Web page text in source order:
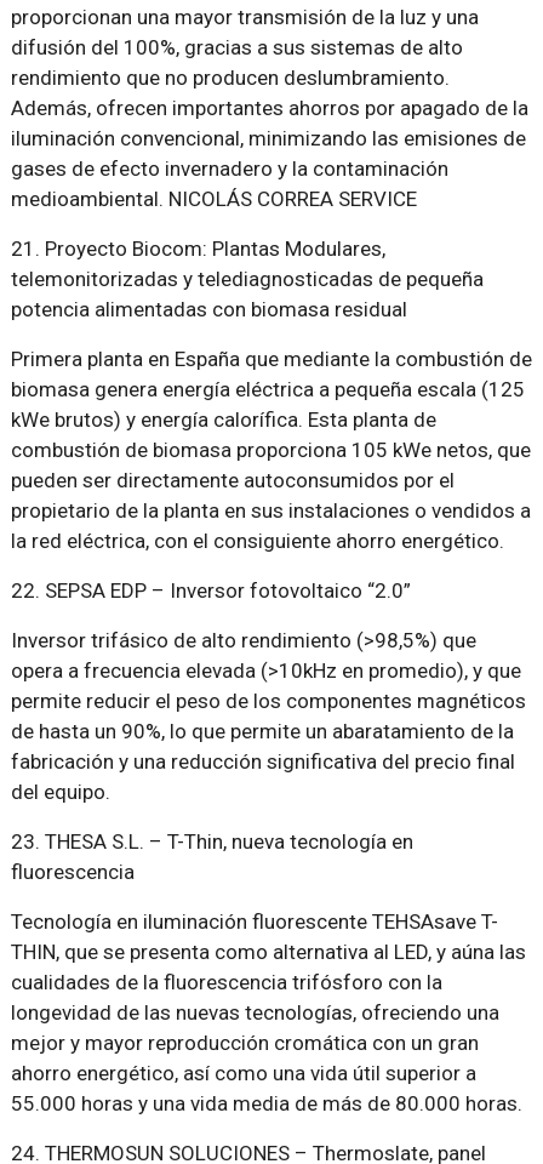
proporcionan una mayor transmisión de la luz y una
difusión del 100%, gracias a sus sistemas de alto
rendimiento que no producen deslumbramiento.
Además, ofrecen importantes ahorros por apagado de la
iluminación convencional, minimizando las emisiones de
gases de efecto invernadero y la contaminación
medioambiental. NICOLÁS CORREA SERVICE
21. Proyecto Biocom: Plantas Modulares,
telemonitorizadas y telediagnosticadas de pequeña
potencia alimentadas con biomasa residual
Primera planta en España que mediante la combustión de
biomasa genera energía eléctrica a pequeña escala (125
kWe brutos) y energía calorífica. Esta planta de
combustión de biomasa proporciona 105 kWe netos, que
pueden ser directamente autoconsumidos por el
propietario de la planta en sus instalaciones o vendidos a
la red eléctrica, con el consiguiente ahorro energético.
22. SEPSA EDP – Inversor fotovoltaico “2.0”
Inversor trifásico de alto rendimiento (>98,5%) que
opera a frecuencia elevada (>10kHz en promedio), y que
permite reducir el peso de los componentes magnéticos
de hasta un 90%, lo que permite un abaratamiento de la
fabricación y una reducción significativa del precio final
del equipo.
23. THESA S.L. – T-Thin, nueva tecnología en
fluorescencia
Tecnología en iluminación fluorescente TEHSAsave T-
THIN, que se presenta como alternativa al LED, y aúna las
cualidades de la fluorescencia trifósforo con la
longevidad de las nuevas tecnologías, ofreciendo una
mejor y mayor reproducción cromática con un gran
ahorro energético, así como una vida útil superior a
55.000 horas y una vida media de más de 80.000 horas.
24. THERMOSUN SOLUCIONES – Thermoslate, panel